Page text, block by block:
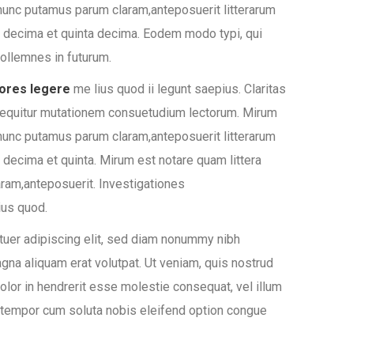
putamus parum claram,anteposuerit litterarum
et quinta decima. Eodem modo typi, qui
in futurum.
legere me lius quod ii legunt saepius. Claritas
mutationem consuetudium lectorum. Mirum
putamus parum claram,anteposuerit litterarum
et quinta. Mirum est notare quam littera
Investigationes
quod.
adipiscing elit, sed diam nonummy nibh
aliquam erat volutpat. Ut veniam, quis nostrud
in hendrerit esse molestie consequat, vel illum
cum soluta nobis eleifend option congue